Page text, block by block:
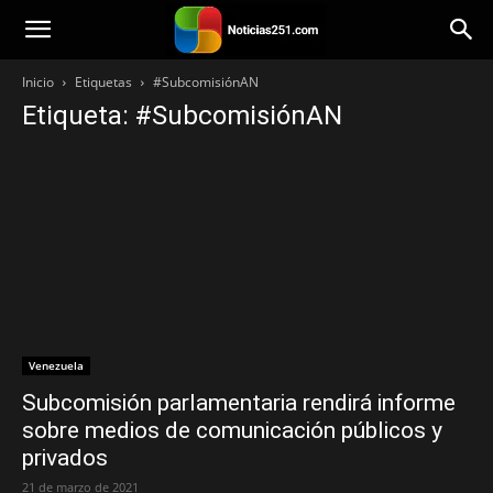
Noticias251
Inicio Etiquetas #SubcomisiónAN
Etiqueta: #SubcomisiónAN
Venezuela
Subcomisión parlamentaria rendirá informe
sobre medios de comunicación públicos y
privados
21 de marzo de 2021